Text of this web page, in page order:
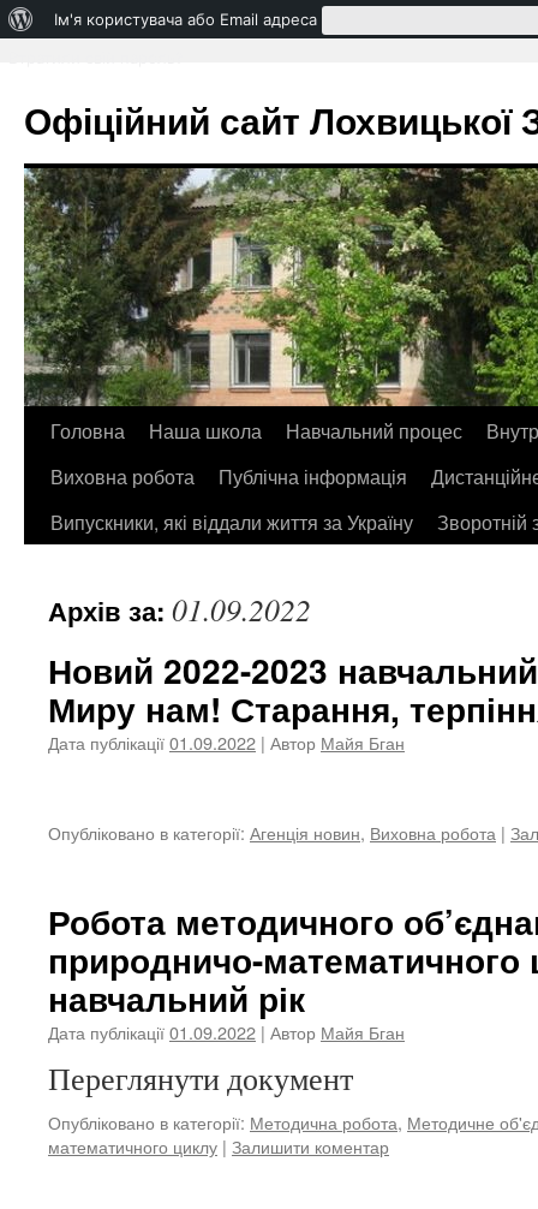
ПроІм'я користувача або Email адреса
Офіційний сайт Лохвицької
Перейти
до
контенту
Головна Наша школа Навчальний процес
Виховна робота
Публічна інформація
Випускники, які віддали життя за Україну
Зворотній
Архів за: 01.09.2022
Новий 2022-2023
Миру нам! Старання,
Дата публікації01.09.2022 | Автор Майя Бган
Опубліковано в категорії: Агенція новин, Виховна робота |
Робота методичного
природничо-математичного
навчальний рік
Дата публікації01.09.2022 | Автор Майя Бган
Переглянути документ
Опубліковано в категорії: Методична робота, Методичне
математичного циклу | Залишити коментар